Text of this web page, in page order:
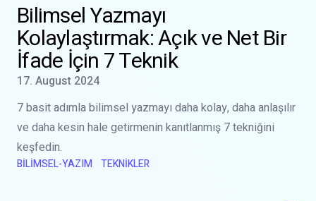
Bilimsel Yazmayı
Kolaylaştırmak: Açık ve Net Bir
İfade İçin 7 Teknik
Yayınlanma tarihi
17. August 2024
7 basit adımla bilimsel yazmayı daha kolay, daha anlaşılır
ve daha kesin hale getirmenin kanıtlanmış 7 tekniğini
keşfedin.
BILIMSEL-YAZIM TEKNIKLER